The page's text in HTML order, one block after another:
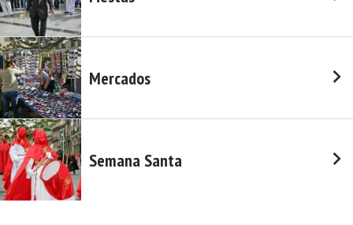
Mercados
Semana Santa